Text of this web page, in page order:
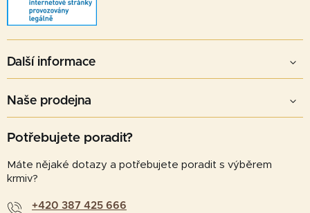
Další informace
Naše prodejna
Potřebujete poradit?
Máte nějaké dotazy a potřebujete poradit s výběrem
krmiv?
+420 387 425 666